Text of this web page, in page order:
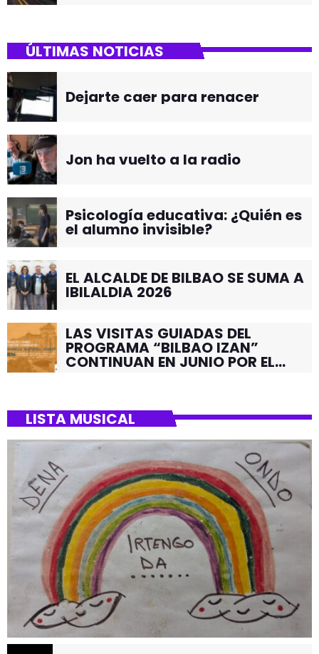
ÚLTIMAS NOTICIAS
Dejarte caer para renacer
Jon ha vuelto a la radio
Psicología educativa: ¿Quién es
el alumno invisible?
EL ALCALDE DE BILBAO SE SUMA A
IBILALDIA 2026
LAS VISITAS GUIADAS DEL
PROGRAMA “BILBAO IZAN”
CONTINUAN EN JUNIO POR EL
LISTA MUSICAL